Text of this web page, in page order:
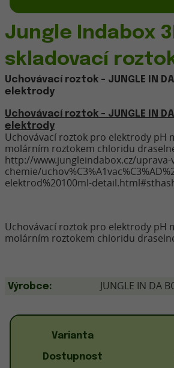
Jungle Indabox
skladovací
Uchovávací roztok - JUNGLE IN DA
elektrody
Uchovávací roztok - JUNGLE IN DA
elektrody
Uchovávací roztok pro elektrody pH
molárním roztokem chloridu
http://www.jungleindabox.cz/uprava-
chemie/
elektrod%20100ml-
Uchovávací roztok pro elektrody pH
molárním roztokem chloridu
Výrobce: JUNGLE IN DA
Varianta
Dostupnost